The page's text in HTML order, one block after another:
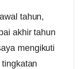
tahun,
akhir tahun
mengikuti